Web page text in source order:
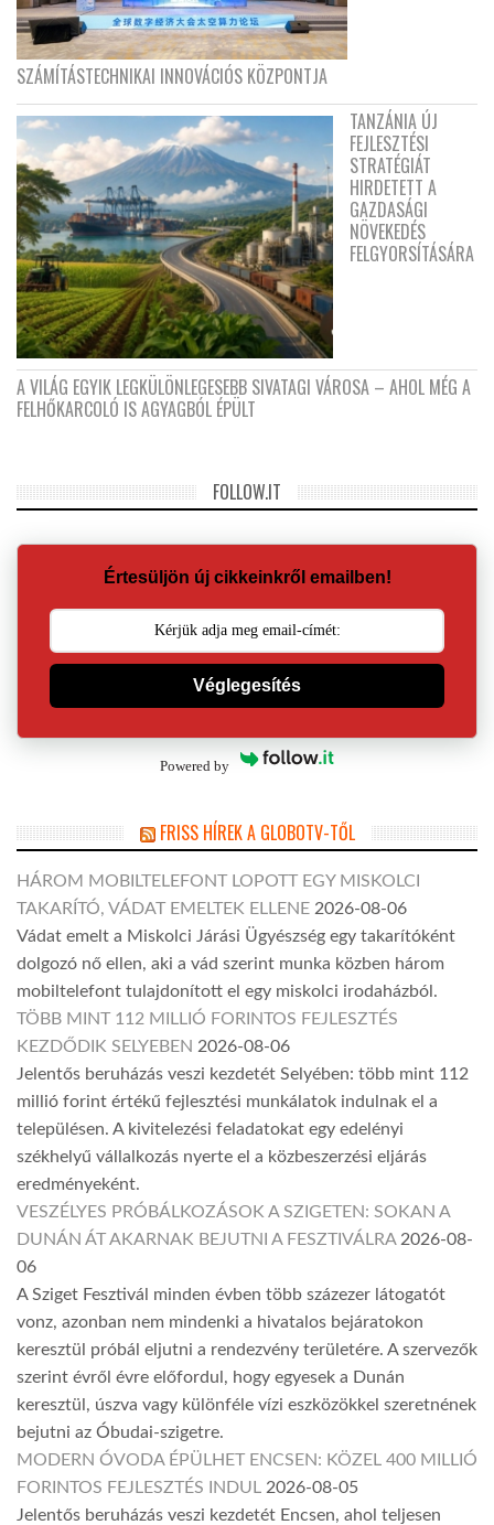
SZÁMÍTÁSTECHNIKAI INNOVÁCIÓS KÖZPONTJA
TANZÁNIA ÚJ
FEJLESZTÉSI
STRATÉGIÁT
HIRDETETT A
GAZDASÁGI
NÖVEKEDÉS
FELGYORSÍTÁSÁRA
A VILÁG EGYIK LEGKÜLÖNLEGESEBB SIVATAGI VÁROSA – AHOL MÉG A
FELHŐKARCOLÓ IS AGYAGBÓL ÉPÜLT
FOLLOW.IT
Értesüljön új cikkeinkről emailben!
Véglegesítés
Powered by
FRISS HÍREK A GLOBOTV-TŐL
HÁROM MOBILTELEFONT LOPOTT EGY MISKOLCI
TAKARÍTÓ, VÁDAT EMELTEK ELLENE 2026-08-06
Vádat emelt a Miskolci Járási Ügyészség egy takarítóként
dolgozó nő ellen, aki a vád szerint munka közben három
mobiltelefont tulajdonított el egy miskolci irodaházból.
TÖBB MINT 112 MILLIÓ FORINTOS FEJLESZTÉS
KEZDŐDIK SELYEBEN 2026-08-06
Jelentős beruházás veszi kezdetét Selyében: több mint 112
millió forint értékű fejlesztési munkálatok indulnak el a
településen. A kivitelezési feladatokat egy edelényi
székhelyű vállalkozás nyerte el a közbeszerzési eljárás
eredményeként.
VESZÉLYES PRÓBÁLKOZÁSOK A SZIGETEN: SOKAN A
DUNÁN ÁT AKARNAK BEJUTNI A FESZTIVÁLRA 2026-08-
06
A Sziget Fesztivál minden évben több százezer látogatót
vonz, azonban nem mindenki a hivatalos bejáratokon
keresztül próbál eljutni a rendezvény területére. A szervezők
szerint évről évre előfordul, hogy egyesek a Dunán
keresztül, úszva vagy különféle vízi eszközökkel szeretnének
bejutni az Óbudai-szigetre.
MODERN ÓVODA ÉPÜLHET ENCSEN: KÖZEL 400 MILLIÓ
FORINTOS FEJLESZTÉS INDUL 2026-08-05
Jelentős beruházás veszi kezdetét Encsen, ahol teljesen